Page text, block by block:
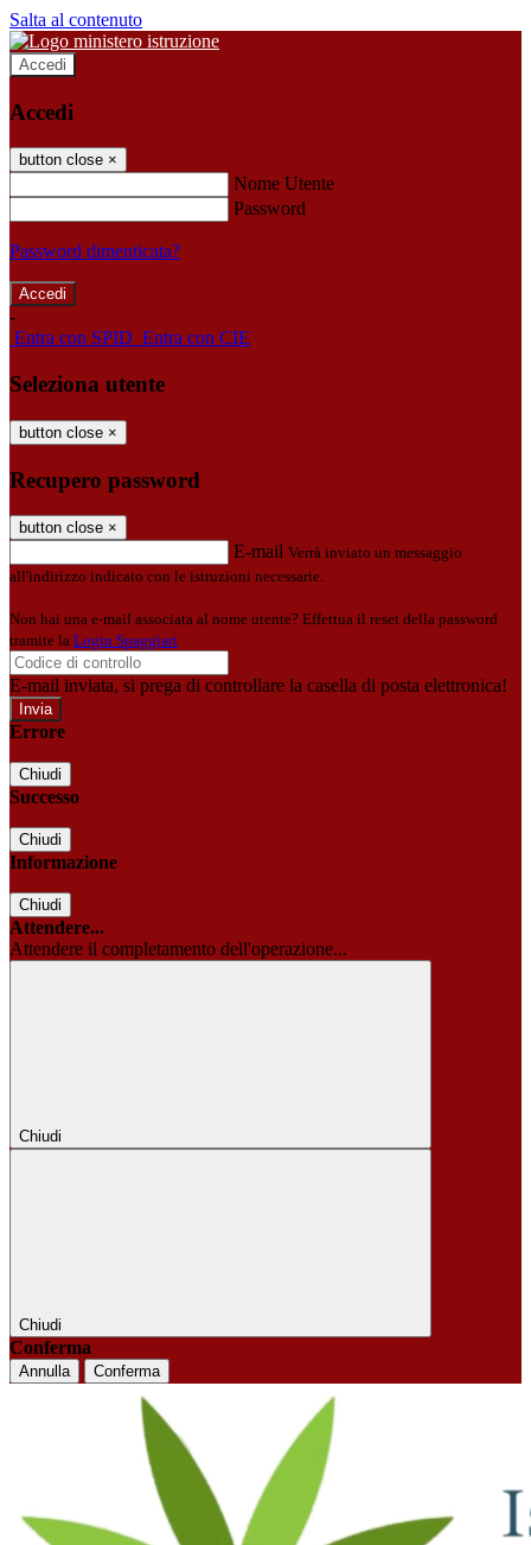
Salta al contenuto
Accedi
Accedi
button close ×
Nome Utente
Password
Password dimenticata?
-
Entra con SPID Entra con CIE
Seleziona utente
button close ×
Recupero password
button close ×
E-mail Verrà inviato un messaggio
all'indirizzo indicato con le istruzioni necessarie.
Non hai una e-mail associata al nome utente? Effettua il reset della password
tramite la Login Spaggiari
E-mail inviata, si prega di controllare la casella di posta elettronica!
Errore
Chiudi
Successo
Chiudi
Informazione
Chiudi
Attendere...
Attendere il completamento dell'operazione...
Chiudi
Chiudi
Conferma
Annulla Conferma